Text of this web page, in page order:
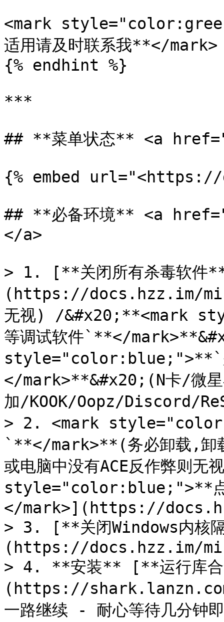
<mark
适用请及时联系我**</mark>
{% endhint %}
***
## **菜单状态** <a
{% embed
## **必备环境** <a
</a>
> 1. [**关闭所有杀毒软件
(https://docs.hzz.im/
无视) /&#x20;**<mark
等调试软件`**</
style="color:blue;">**`
</mark>**&#x20;(N卡/微星
加/KOOK/Oopz/Discord/
> 2. <mark
`**</mark>**(务必卸载,卸
或电脑中没有ACE反作弊则
style="color:blue;">**点击
</mark>](https://
> 3. [**关闭Windows内核
(https://docs.hzz.im/
> 4. **安装** [**运行库
(https://
一路继续 - 耐心等待几分钟